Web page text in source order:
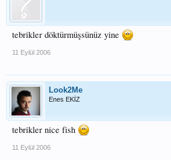
tebrikler döktürmüşsünüz yine
11 Eylül 2006
Look2Me
Enes EKİZ
tebrikler nice fish
11 Eylül 2006